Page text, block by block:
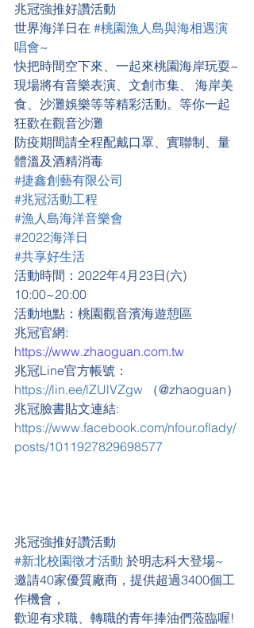
兆冠強推好讚活動
世界海洋日在 #桃園漁人島與海相遇演
唱會~
快把時間空下來、一起來桃園海岸玩耍~
現場將有音樂表演、文創市集、 海岸美
食、沙灘娛樂等等精彩活動。等你一起
狂歡在觀音沙灘
防疫期間請全程配戴口罩、實聯制、量
體溫及酒精消毒
#捷鑫創藝有限公司
#兆冠活動工程
#漁人島海洋音樂會
#2022海洋日
#共享好生活
活動時間：2022年4月23日(六)
10:00~20:00
活動地點：桃園觀音濱海遊憩區
兆冠官網:
https://www.zhaoguan.com.tw
兆冠Line官方帳號：
https://lin.ee/lZUlVZgw （@zhaoguan）
兆冠臉書貼文連結:
https://www.facebook.com/nfour.oflady/
posts/1011927829698577
兆冠強推好讚活動
#新北校園徵才活動 於明志科大登場~
邀請40家優質廠商，提供超過3400個工
作機會，
歡迎有求職、轉職的青年捧油們蒞臨喔!